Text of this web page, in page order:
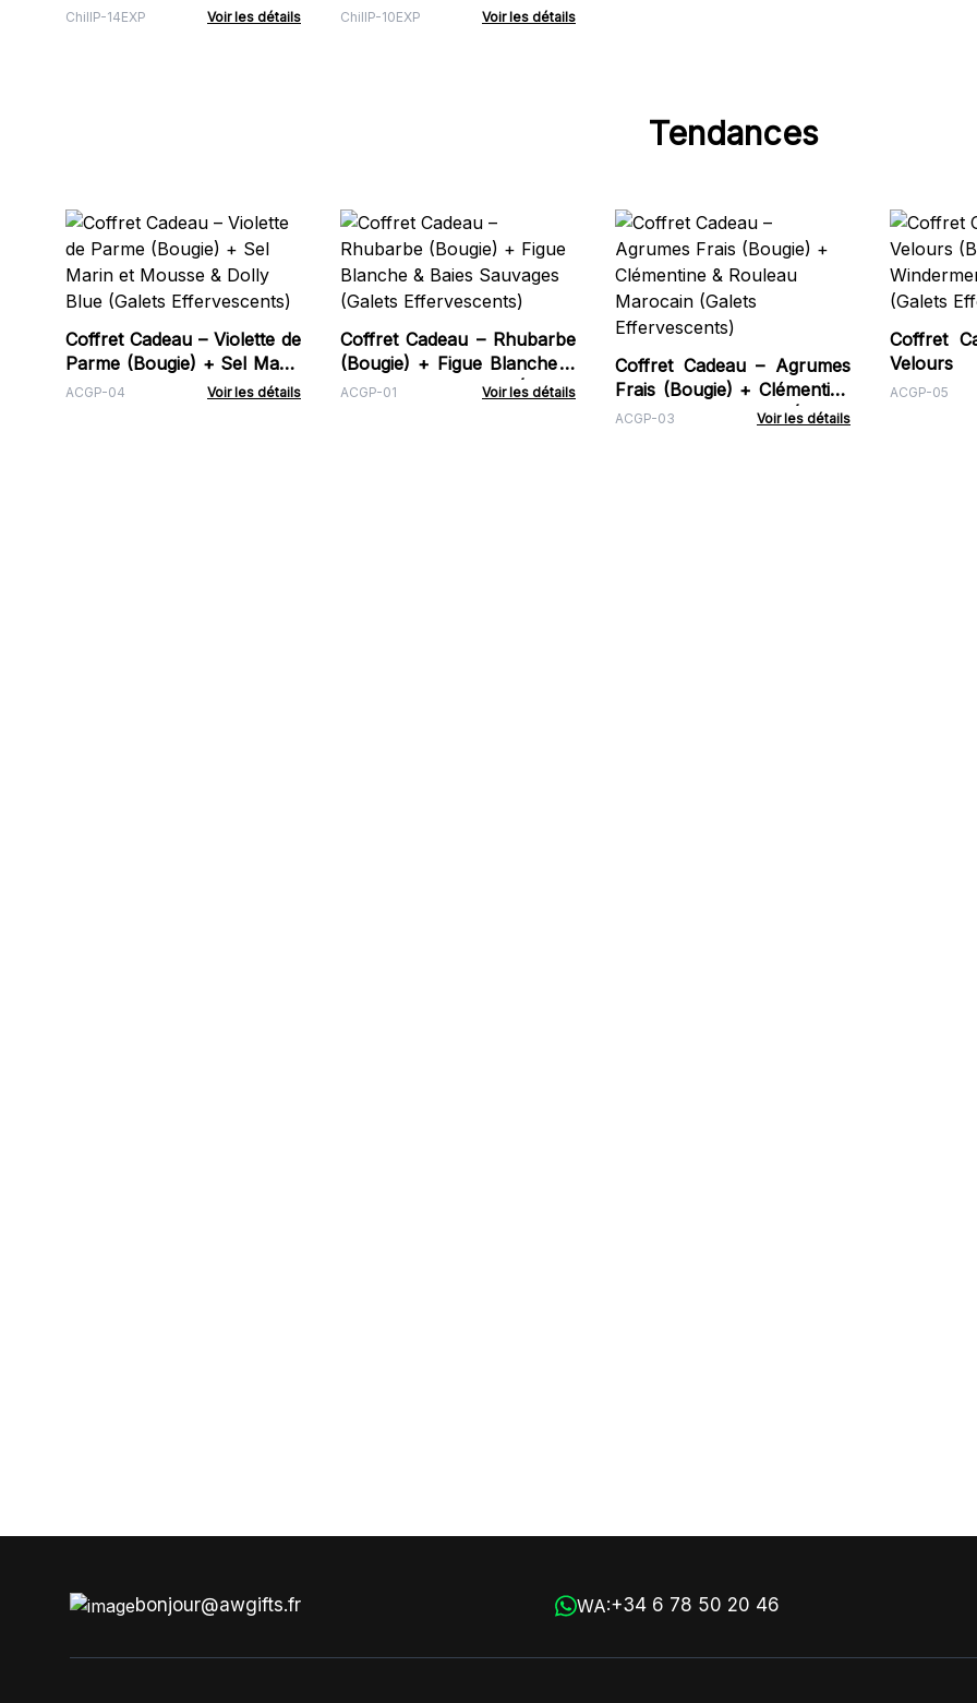
Lavande Et Bergamote
ChillP-14EXP Voir les détails
bergamote
ChillP-10EXP Voir les détails
Tendances
Coffret Cadeau – Violette de
Parme (Bougie) + Sel Marin
et Mousse & Dolly Blue
ACGP-04 Voir les détails
Coffret Cadeau – Rhubarbe
(Bougie) + Figue Blanche &
Baies Sauvages (Galets
ACGP-01 Voir les détails
Coffret Cadeau – Agrumes
Frais (Bougie) + Clémentine
& Rouleau Marocain (Galets
ACGP-03 Voir les détails
Coffret
ACGP-05
bonjour@awgifts.fr WA:+34 6 78 50 20 46